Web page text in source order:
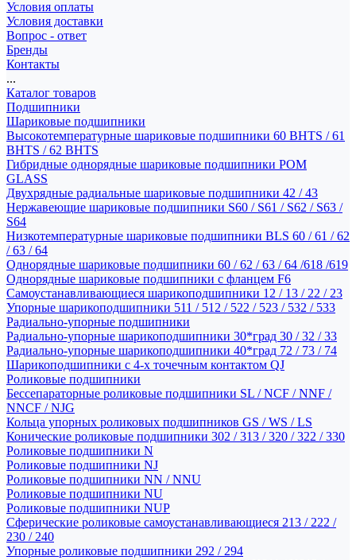
Условия оплаты
Условия доставки
Вопрос - ответ
Бренды
Контакты
...
Каталог товаров
Подшипники
Шариковые подшипники
Высокотемпературные шариковые подшипники 60 BHTS / 61
BHTS / 62 BHTS
Гибридные однорядные шариковые подшипники POM
GLASS
Двухрядные радиальные шариковые подшипники 42 / 43
Нержавеющие шариковые подшипники S60 / S61 / S62 / S63 /
S64
Низкотемпературные шариковые подшипники BLS 60 / 61 / 62
/ 63 / 64
Однорядные шариковые подшипники 60 / 62 / 63 / 64 /618 /619
Однорядные шариковые подшипники с фланцем F6
Самоустанавливающиеся шарикоподшипники 12 / 13 / 22 / 23
Упорные шарикоподшипники 511 / 512 / 522 / 523 / 532 / 533
Радиально-упорные подшипники
Радиально-упорные шарикоподшипники 30*град 30 / 32 / 33
Радиально-упорные шарикоподшипники 40*град 72 / 73 / 74
Шарикоподшипники с 4-х точечным контактом QJ
Роликовые подшипники
Бессепараторные роликовые подшипники SL / NCF / NNF /
NNCF / NJG
Кольца упорных роликовых подшипников GS / WS / LS
Конические роликовые подшипники 302 / 313 / 320 / 322 / 330
Роликовые подшипники N
Роликовые подшипники NJ
Роликовые подшипники NN / NNU
Роликовые подшипники NU
Роликовые подшипники NUP
Сферические роликовые самоустанавливающиеся 213 / 222 /
230 / 240
Упорные роликовые подшипники 292 / 294